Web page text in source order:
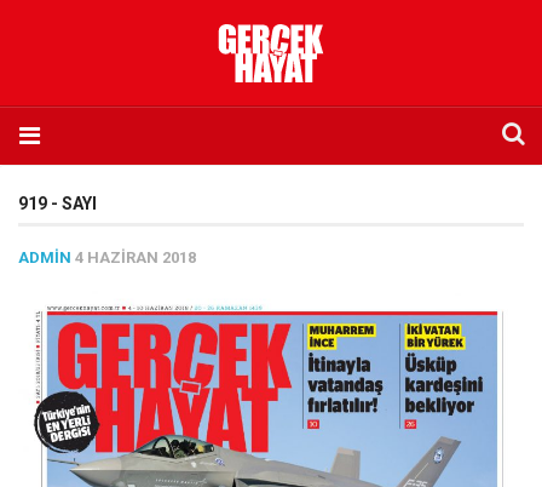
İletişim
Abone olmak istiyorum
Satış noktası listesi
Eksik sayıların temini
Sosyal Medya
919 - SAYI
ADMIN 4 HAZIRAN 2018